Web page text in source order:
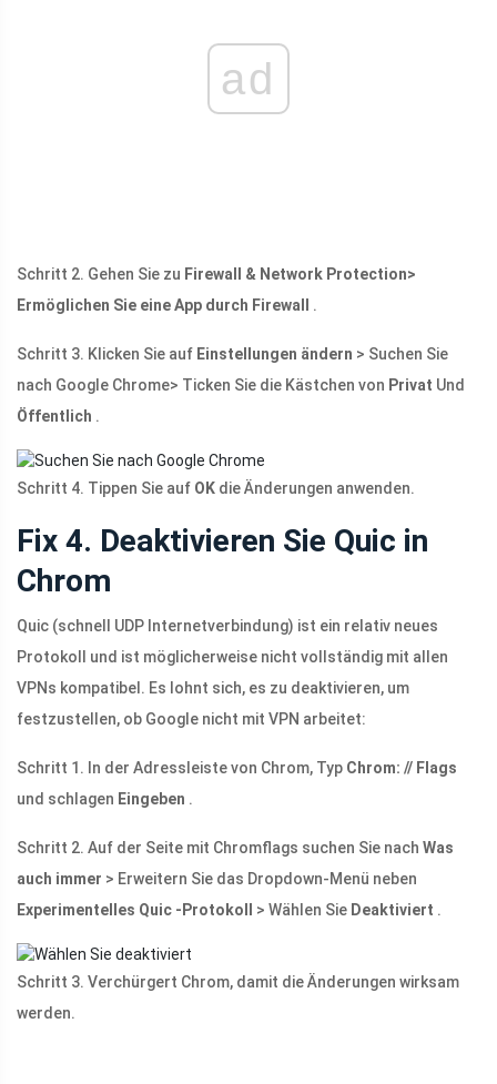
ad
Schritt 2. Gehen Sie zu Firewall & Network Protection>
Ermöglichen Sie eine App durch Firewall
.
Schritt 3. Klicken Sie auf Einstellungen ändern > Suchen Sie
nach Google Chrome> Ticken Sie die Kästchen von Privat Und
Öffentlich .
Schritt 4. Tippen Sie auf OK die Änderungen anwenden.
Fix 4. Deaktivieren Sie Quic in
Chrom
Quic (schnell UDP Internetverbindung) ist ein relativ neues
Protokoll und ist möglicherweise nicht vollständig mit allen
VPNs kompatibel. Es lohnt sich, es zu deaktivieren, um
festzustellen, ob Google nicht mit VPN arbeitet:
Schritt 1. In der Adressleiste von Chrom, Typ Chrom: // Flags
und schlagen Eingeben .
Schritt 2. Auf der Seite mit Chromflags suchen Sie nach Was
auch immer > Erweitern Sie das Dropdown-Menü neben
Experimentelles Quic -Protokoll
> Wählen Sie Deaktiviert .
Schritt 3. Verchürgert Chrom, damit die Änderungen wirksam
werden.